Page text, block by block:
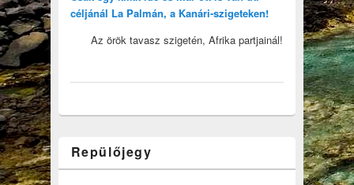
céljánál La Palmán, a Kanári-szigeteken!
Az örök tavasz szigetén, Afrika partjainál!
Repülőjegy